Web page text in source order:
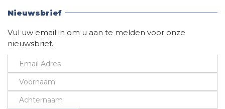
Nieuwsbrief
Vul uw email in om u aan te melden voor onze
nieuwsbrief.